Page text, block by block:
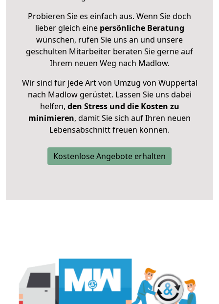
Probieren Sie es einfach aus. Wenn Sie doch
lieber gleich eine persönliche Beratung
wünschen, rufen Sie uns an und unsere
geschulten Mitarbeiter beraten Sie gerne auf
Ihrem neuen Weg nach Madlow.
Wir sind für jede Art von Umzug von Wuppertal
nach Madlow gerüstet. Lassen Sie uns dabei
helfen, den Stress und die Kosten zu
minimieren, damit Sie sich auf Ihren neuen
Lebensabschnitt freuen können.
Kostenlose Angebote erhalten